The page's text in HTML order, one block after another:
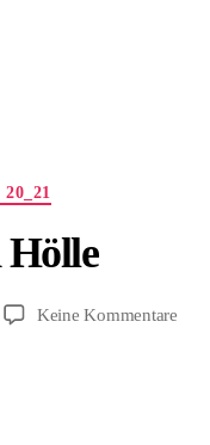
20_21
Keine Kommentarezu